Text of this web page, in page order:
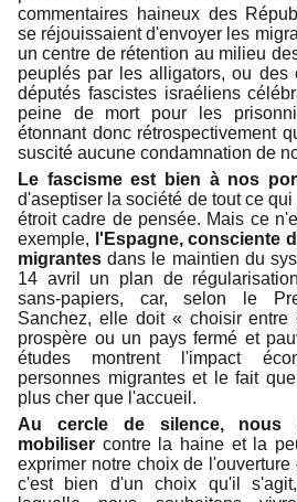
commentaires haineux des
se réjouissaient d'envoyer les
un centre de rétention au milieu
peuplés par les alligators, ou des
députés fascistes israéliens
peine de mort pour les
étonnant donc rétrospectivement
suscité aucune condamnation de
Le fascisme est bien à nos
d'aseptiser la société de tout ce
étroit cadre de pensée. Mais ce
exemple, l'Espagne, consciente
migrantes dans le maintien du
14 avril un plan de
sans-papiers, car, selon le
Sanchez, elle doit « choisir
prospère ou un pays fermé et
études montrent l'impact
personnes migrantes et le fait
plus cher que l'accueil.
Au cercle de silence, nous
mobiliser contre la haine et la
exprimer notre choix de
c'est bien d'un choix qu'il